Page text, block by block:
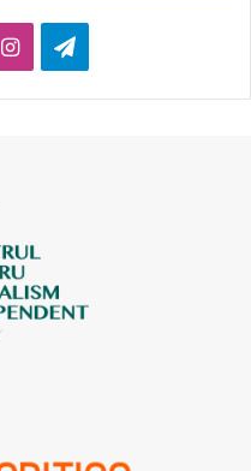
InstagramTelegram